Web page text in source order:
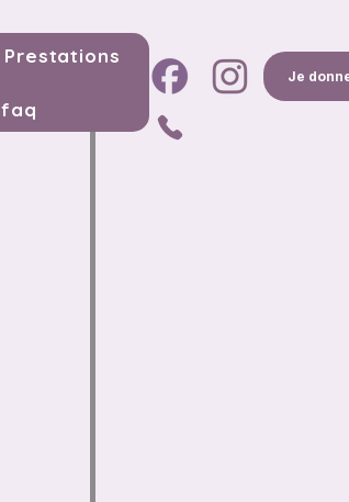
Prestations
faq
Je